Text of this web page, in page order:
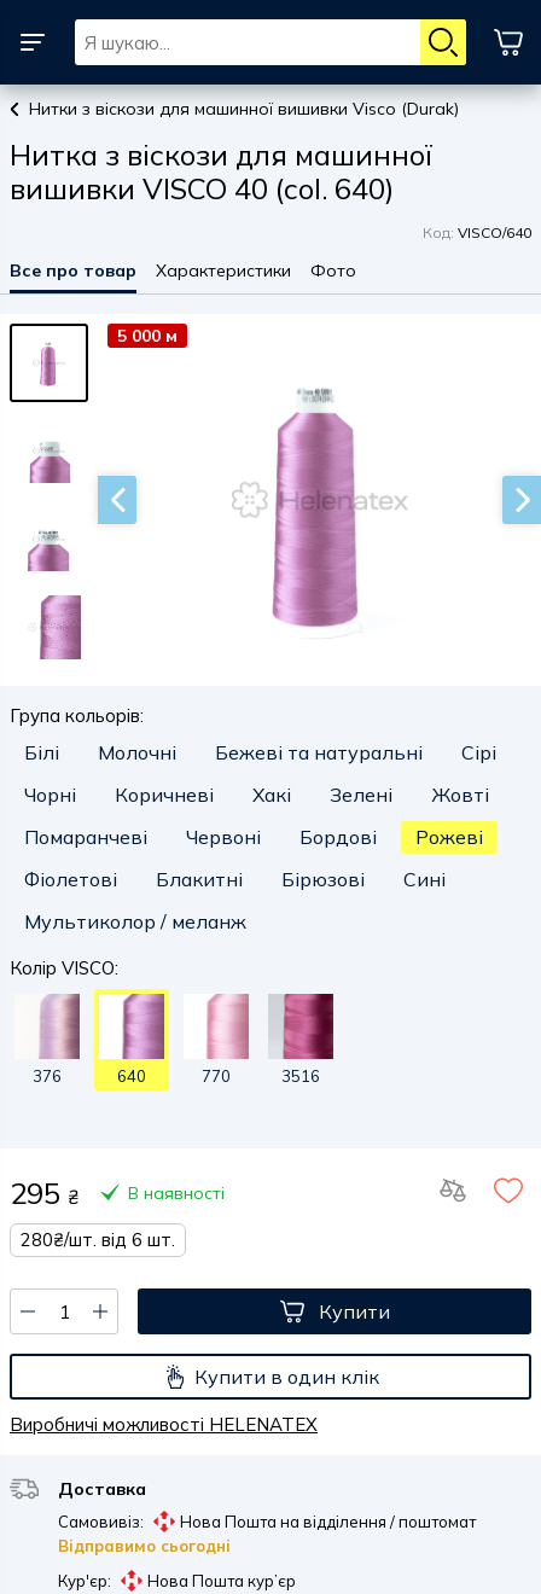
Нитки з віскози для машинної вишивки Visco (Durak)
Нитка з віскози для машинної
вишивки VISCO 40 (col. 640)
Код: VISCO/640
Все про товар Характеристики Фото
5 000 м
5 000 м
5 000 м
5 000 м
Група кольорів:
Білі Молочні Бежеві та натуральні
Сірі
Чорні
Коричневі Хакі Зелені
Жовті
Помаранчеві
Червоні Бордові
Рожеві
Фіолетові
Блакитні Бірюзові
Сині
Мультиколор / меланж
Колір VISCO:
376 640 770 3516
295 ₴ В наявності
280₴/шт. від 6 шт.
Купити
Купити в один клік
Виробничі можливості HELENATEX
Доставка
Самовивіз:
Нова Пошта на відділення / поштомат
Відправимо сьогодні
Кур'єр:
Нова Пошта кур’єр